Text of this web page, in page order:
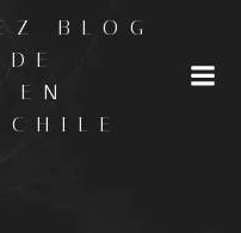
BLOG
EN